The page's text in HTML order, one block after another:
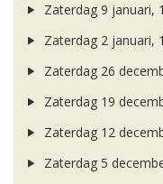
Zaterdag 9 januari,
Zaterdag 2 januari,
Zaterdag 26
Zaterdag 19
Zaterdag 12
Zaterdag 5